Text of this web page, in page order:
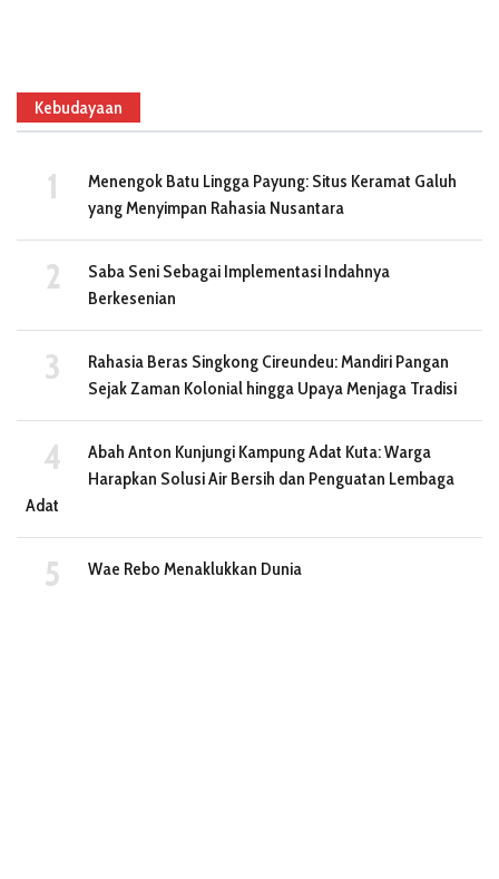
Kebudayaan
Menengok Batu Lingga Payung: Situs Keramat Galuh
yang Menyimpan Rahasia Nusantara
Saba Seni Sebagai Implementasi Indahnya
Berkesenian
Rahasia Beras Singkong Cireundeu: Mandiri Pangan
Sejak Zaman Kolonial hingga Upaya Menjaga Tradisi
Abah Anton Kunjungi Kampung Adat Kuta: Warga
Harapkan Solusi Air Bersih dan Penguatan Lembaga
Adat
Wae Rebo Menaklukkan Dunia